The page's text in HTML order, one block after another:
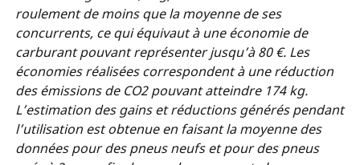
roulement de moins que la moyenne de ses
concurrents, ce qui équivaut à une économie de
carburant pouvant représenter jusqu’à 80 €. Les
économies réalisées correspondent à une réduction
des émissions de CO2 pouvant atteindre 174 kg.
L’estimation des gains et réductions générés pendant
l’utilisation est obtenue en faisant la moyenne des
données pour des pneus neufs et pour des pneus